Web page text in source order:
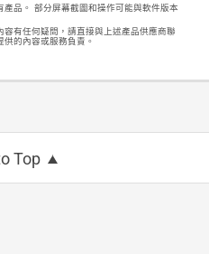
品。 部分屏幕截圖和操作可能與軟件版本
有任何疑問，請直接與上述產品供應商聯
的內容或服務負責。
Top